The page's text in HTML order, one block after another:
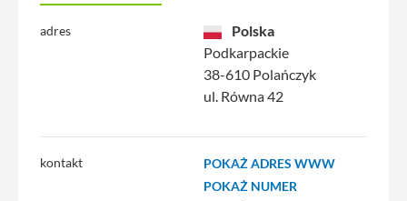
adres
Polska
Podkarpackie
38-610 Polańczyk
ul. Równa 42
kontakt
POKAŻ ADRES WWW
POKAŻ NUMER